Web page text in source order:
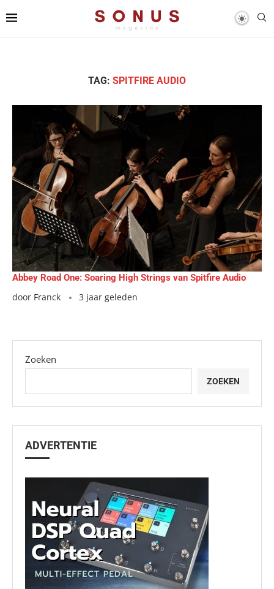
TAG: SPITFIRE AUDIO
Abbey Road One: Soaring High Strings van Spitfire Audio
door Franck 3 jaar geleden
Zoeken
ZOEKEN
ADVERTENTIE